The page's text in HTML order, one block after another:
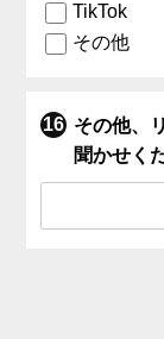
TikTok
その他
その他、
聞かせく